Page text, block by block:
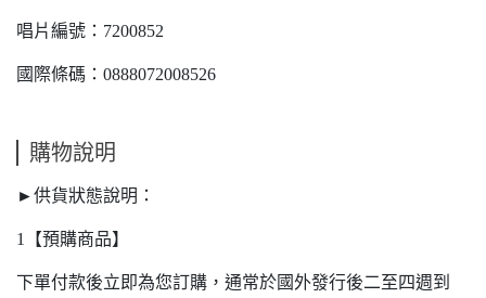
唱片編號：7200852
國際條碼：0888072008526
購物說明
►供貨狀態說明：
1【預購商品】
下單付款後立即為您訂購，通常於國外發行後二至四週到